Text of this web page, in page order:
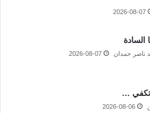
2026-08-07
السادة
ناصر حمدان 2026-08-07
تكفي …
2026-08-06